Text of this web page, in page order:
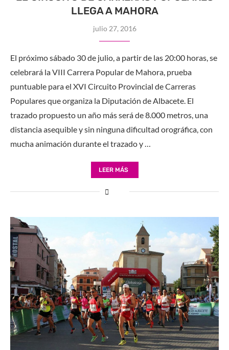
LLEGA A MAHORA
julio 27, 2016
El próximo sábado 30 de julio, a partir de las 20:00 horas, se
celebrará la VIII Carrera Popular de Mahora, prueba
puntuable para el XVI Circuito Provincial de Carreras
Populares que organiza la Diputación de Albacete. El
trazado propuesto un año más será de 8.000 metros, una
distancia asequible y sin ninguna dificultad orográfica, con
mucha animación durante el trazado y …
LEER MÁS